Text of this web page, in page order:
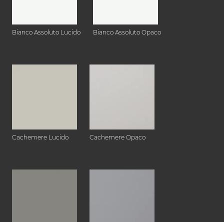
Bianco Assoluto Lucido Bianco Assoluto Opaco
Cachemere Lucido Cachemere Opaco